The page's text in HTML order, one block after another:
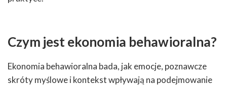
Czym jest ekonomia behawioralna?
Ekonomia behawioralna bada, jak emocje, poznawcze
skróty myślowe i kontekst wpływają na podejmowanie